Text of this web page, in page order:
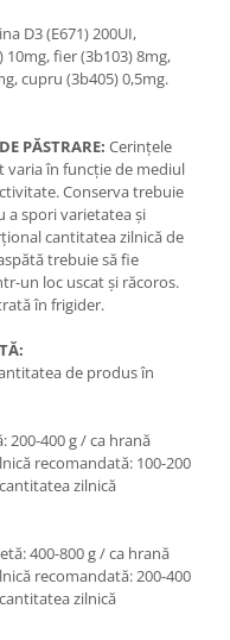
D3 (E671) 200UI,
10mg, fier (3b103) 8mg,
cupru (3b405) 0,5mg.
PĂSTRARE: Cerinţele
varia în funcţie de mediul
Conserva trebuie
a spori varietatea şi
cantitatea zilnică de
trebuie să fie
un loc uscat şi răcoros.
în frigider.
de produs în
200-400 g / ca hrană
recomandată: 100-200
zilnică
400-800 g / ca hrană
recomandată: 200-400
zilnică